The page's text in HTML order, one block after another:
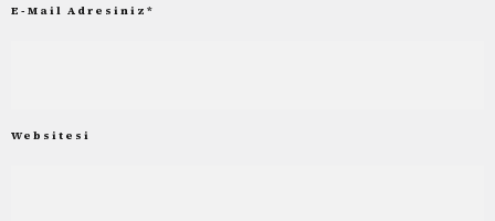
E-Mail Adresiniz *
Websitesi